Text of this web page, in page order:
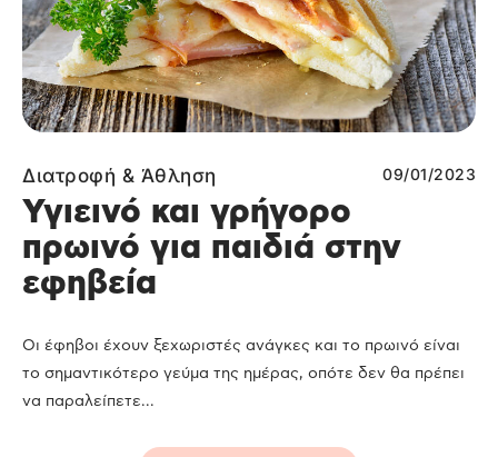
Διατροφή & Άθληση 09/01/2023
Υγιεινό και γρήγορο
πρωινό για παιδιά στην
εφηβεία
Οι έφηβοι έχουν ξεχωριστές ανάγκες και το πρωινό είναι
το σημαντικότερο γεύμα της ημέρας, οπότε δεν θα πρέπει
να παραλείπετε...